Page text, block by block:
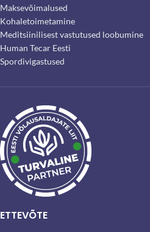
Maksevõimalused
Kohaletoimetamine
Meditsiinilisest vastutused loobumine
Human Tecar Eesti
Spordivigastused
ETTEVÕTE